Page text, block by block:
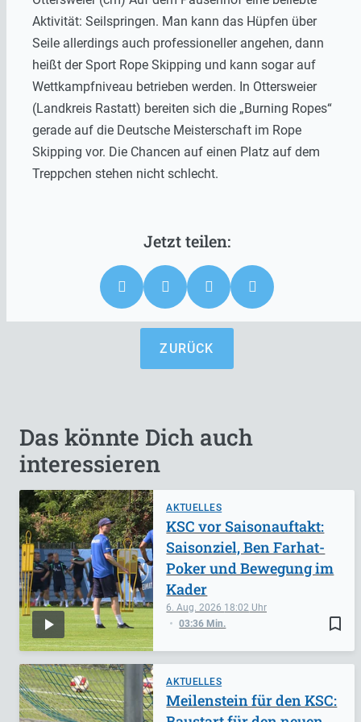
Aktivität: Seilspringen. Man kann das Hüpfen über
Seile allerdings auch professioneller angehen, dann
heißt der Sport Rope Skipping und kann sogar auf
Wettkampfniveau betrieben werden. In Ottersweier
(Landkreis Rastatt) bereiten sich die „Burning Ropes“
gerade auf die Deutsche Meisterschaft im Rope
Skipping vor. Die Chancen auf einen Platz auf dem
Treppchen stehen nicht schlecht.
ZURÜCK
Das könnte Dich auch
interessieren
AKTUELLES
bookmark_border
6. Aug. 2026 18:02
03:36 Min.
KSC vor Saisonauftakt:
Saisonziel, Ben Farhat-
Poker und Bewegung im
Kader
AKTUELLES
Meilenstein für den KSC: